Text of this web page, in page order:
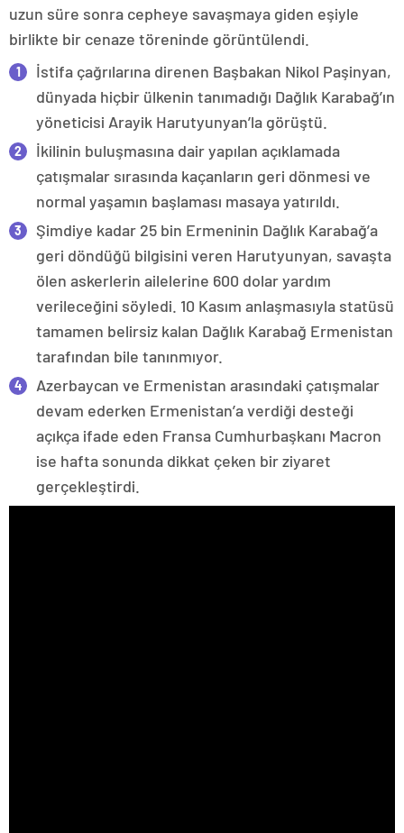
uzun süre sonra cepheye savaşmaya giden eşiyle
birlikte bir cenaze töreninde görüntülendi.
İstifa çağrılarına direnen Başbakan Nikol Paşinyan,
dünyada hiçbir ülkenin tanımadığı Dağlık Karabağ’ın
yöneticisi Arayik Harutyunyan’la görüştü.
İkilinin buluşmasına dair yapılan açıklamada
çatışmalar sırasında kaçanların geri dönmesi ve
normal yaşamın başlaması masaya yatırıldı.
Şimdiye kadar 25 bin Ermeninin Dağlık Karabağ’a
geri döndüğü bilgisini veren Harutyunyan, savaşta
ölen askerlerin ailelerine 600 dolar yardım
verileceğini söyledi. 10 Kasım anlaşmasıyla statüsü
tamamen belirsiz kalan Dağlık Karabağ Ermenistan
tarafından bile tanınmıyor.
Azerbaycan ve Ermenistan arasındaki çatışmalar
devam ederken Ermenistan’a verdiği desteği
açıkça ifade eden Fransa Cumhurbaşkanı Macron
ise hafta sonunda dikkat çeken bir ziyaret
gerçekleştirdi.